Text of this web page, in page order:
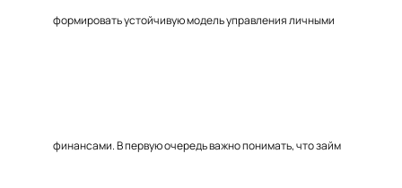
формировать устойчивую модель управления личными
финансами. В первую очередь важно понимать, что займ